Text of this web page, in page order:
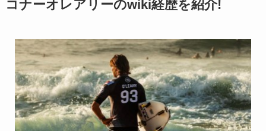
コナーオレアリーのwiki経歴を紹介!